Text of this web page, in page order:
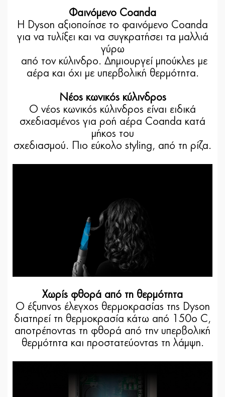
Φαινόμενο Coanda
Η Dyson αξιοποίησε το φαινόμενο Coanda
για να τυλίξει και να συγκρατήσει τα μαλλιά
γύρω
από τον κύλινδρο. Δημιουργεί μπούκλες με
αέρα και όχι με υπερβολική θερμότητα.
Νέος κωνικός κύλινδρος
Ο νέος κωνικός κύλινδρος είναι ειδικά
σχεδιασμένος για ροή αέρα Coanda κατά
μήκος του
σχεδιασμού. Πιο εύκολο styling, από τη ρίζα.
Χωρίς φθορά από τη θερμότητα
Ο έξυπνος έλεγχος θερμοκρασίας της Dyson
διατηρεί τη θερμοκρασία κάτω από 150ο C,
αποτρέποντας τη φθορά από την υπερβολική
θερμότητα και προστατεύοντας τη λάμψη.